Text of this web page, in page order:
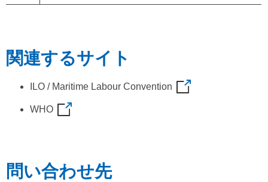
関連するサイト
ILO / Maritime Labour Convention
WHO
問い合わせ先